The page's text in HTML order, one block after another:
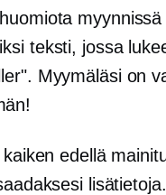
teksti, jossa
Myymäläsi on
edellä
lisätietoja.